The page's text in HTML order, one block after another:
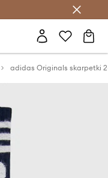
>
adidas Originals skarpetki